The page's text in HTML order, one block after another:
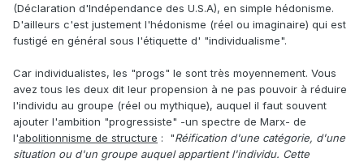
(Déclaration d'Indépendance des U.S.A), en simple hédonisme.
D'ailleurs c'est justement l'hédonisme (réel ou imaginaire) qui est
fustigé en général sous l'étiquette d' "individualisme".
Car individualistes, les "progs" le sont très moyennement. Vous
avez tous les deux dit leur propension à ne pas pouvoir à réduire
l'individu au groupe (réel ou mythique), auquel il faut souvent
ajouter l'ambition "progressiste" -un spectre de Marx- de
l'abolitionnisme de structure : "Réification d'une catégorie, d'une
situation ou d'un groupe auquel appartient l'individu. Cette